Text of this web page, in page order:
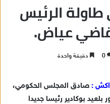
الرئيس
عياض.
0 دقيقة واحدة
: صادق المجلس الحكومي،
بوكادير رئيسا جديدا